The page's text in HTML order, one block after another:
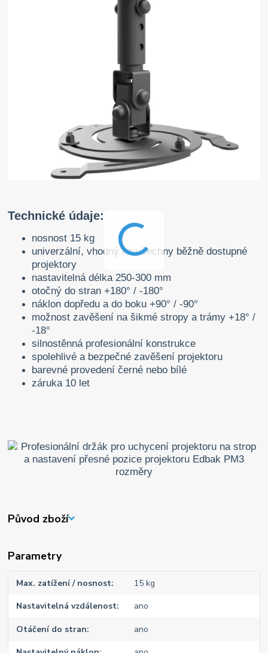
Technické údaje:
nosnost 15 kg
univerzální, vhodný na všechny běžně dostupné
projektory
nastavitelná délka 250-300 mm
otočný do stran +180° / -180°
náklon dopředu a do boku +90° / -90°
možnost zavěšení na šikmé stropy a trámy +18° /
-18°
silnostěnná profesionální konstrukce
spolehlivé a bezpečné zavěšení projektoru
barevné provedení černé nebo bílé
záruka 10 let
Původ zboží
Parametry
Max. zatížení / nosnost 15 kg
Nastavitelná vzdálenost ano
Otáčení do stran ano